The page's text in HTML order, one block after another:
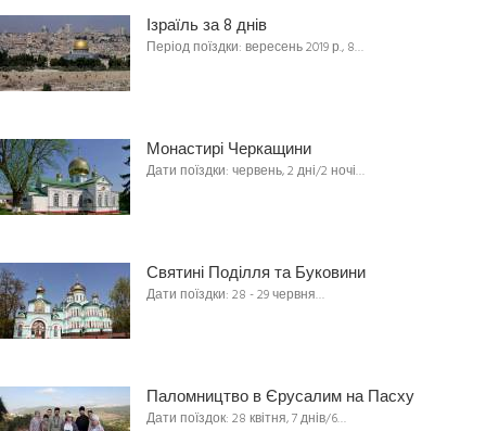
Ізраїль за 8 днів
Період поїздки: вересень 2019 р., 8…
Монастирі Черкащини
Дати поїздки: червень, 2 дні/2 ночі…
Святині Поділля та Буковини
Дати поїздки: 28 - 29 червня…
Паломництво в Єрусалим на Пасху
Дати поїздок: 28 квітня, 7 днів/6…